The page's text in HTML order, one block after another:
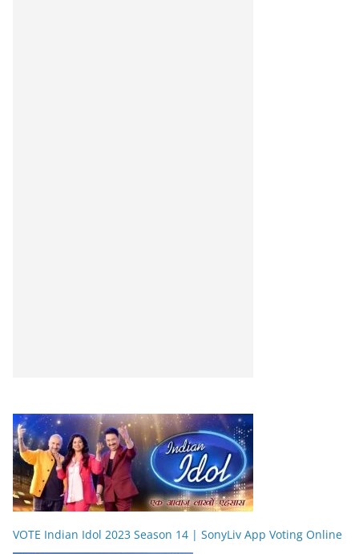
VOTE Indian Idol 2023 Season 14 | SonyLiv App Voting Online